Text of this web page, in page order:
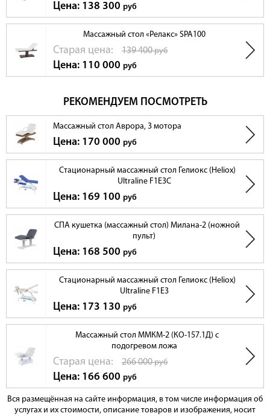
Цена: 138 300 руб
Массажный стол «Релакс» SPA100
Cтарая цена: 139 400руб
Цена: 110 000 руб
РЕКОМЕНДУЕМ ПОСМОТРЕТЬ
Массажный стол Аврора, 3 мотора
Цена: 170 000 руб
Стационарный массажный стол Гелиокс (Heliox)
Ultraline F1E3C
Цена: 169 100 руб
СПА кушетка (массажный стол) Милана-2 (ножной
пульт)
Цена: 168 500 руб
Стационарный массажный стол Гелиокс (Heliox)
Ultraline F1E3
Цена: 173 130 руб
Массажный стол ММКМ-2 (КО-157.1Д) с
подогревом ложа
Cтарая цена: 266 000руб
Цена: 166 600 руб
Вся размещённая на сайте информация, в том числе информация об
услугах и их стоимости, описание товаров и изображения, носит